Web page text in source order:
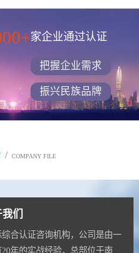
家企业通过认证
把握企业需求
振兴民族品牌
/ COMPANY FILE
们
合认证咨询机构，公司是由一
年的实战经验，总部位于南